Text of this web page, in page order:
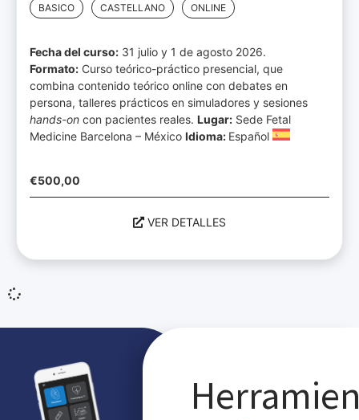
BASICO CASTELLANO ONLINE
Fecha del curso: 31 julio y 1 de agosto 2026.
Formato: Curso teórico-práctico presencial, que
combina contenido teórico online con debates en
persona, talleres prácticos en simuladores y sesiones
hands-on con pacientes reales. Lugar: Sede Fetal
Medicine Barcelona – México Idioma: Español
€500,00
VER DETALLES